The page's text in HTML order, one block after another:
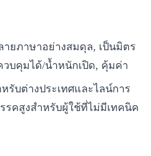
ายภาษาอย่างสมดุล, เป็นมิตร
วบคุมได้/น้ำหนักเปิด, คุ้มค่า
หรับต่างประเทศและไลน์การ
รคสูงสำหรับผู้ใช้ที่ไม่มีเทคนิค